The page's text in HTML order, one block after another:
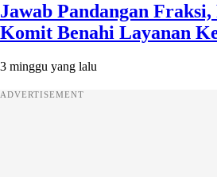
Jawab Pandangan
Komit Benahi Layanan
3 minggu yang lalu
ADVERTISEMENT